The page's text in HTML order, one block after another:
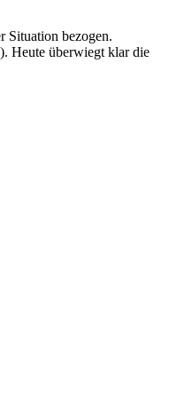
Situation bezogen.
Heute überwiegt klar die